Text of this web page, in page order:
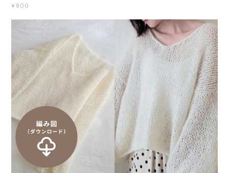
¥800